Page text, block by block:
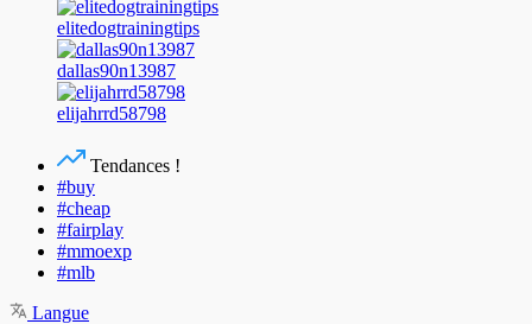
elitedogtrainingtips
dallas90n13987
elijahrrd58798
Tendances !
#buy
#cheap
#fairplay
#mmoexp
#mlb
Langue